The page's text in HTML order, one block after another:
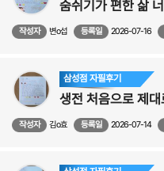
숨쉬기가 편한 삶
작성자 변o섭 등록일 2026-07-16
삼성점 자필후기
생전 처음으로 제
작성자 김o효 등록일 2026-07-14